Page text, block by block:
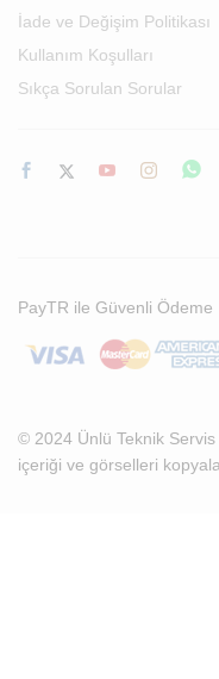
İade ve Değişim Politikası
Kullanım Koşulları
Sıkça Sorulan Sorular
© 2024 Ünlü Teknik Servis
içeriği ve görselleri
PayTR ile Güvenli Ödeme